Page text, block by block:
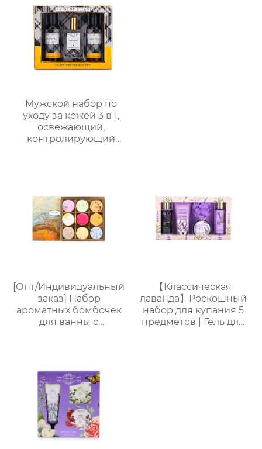
| Изысканная
подарочная коробка,
персонализируемая
Мужской набор по
уходу за кожей 3 в 1,
освежающий,
контролирующий
мужской
многофункциональный
подарочный набор по
уходу за кожей
[Опт/Индивидуальный
заказ] Набор
ароматных бомбочек
для ванны с
маслами |
Разноцветные
варианты (лаванда/
роза/кокос-мята и др.)
| Подарочные наборы
для отелей и SPA
【Классическая
лаванда】Роскошный
набор для купания 5
предметов | Гель для